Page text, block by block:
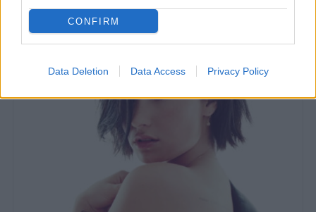
CONFIRM
Data Deletion Data Access Privacy Policy